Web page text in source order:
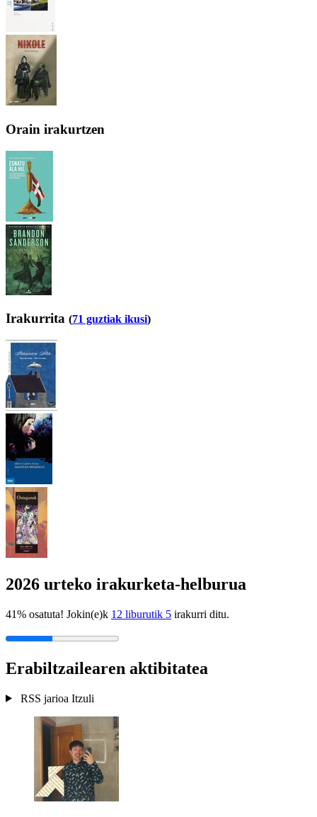
Orain irakurtzen
Irakurrita (71 guztiak ikusi)
2026 urteko irakurketa-helburua
41% osatuta! Jokin(e)k 12 liburutik 5 irakurri ditu.
Erabiltzailearen aktibitatea
RSS jarioa Itzuli